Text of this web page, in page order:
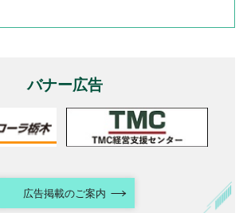
バナー広告
広告掲載のご案内